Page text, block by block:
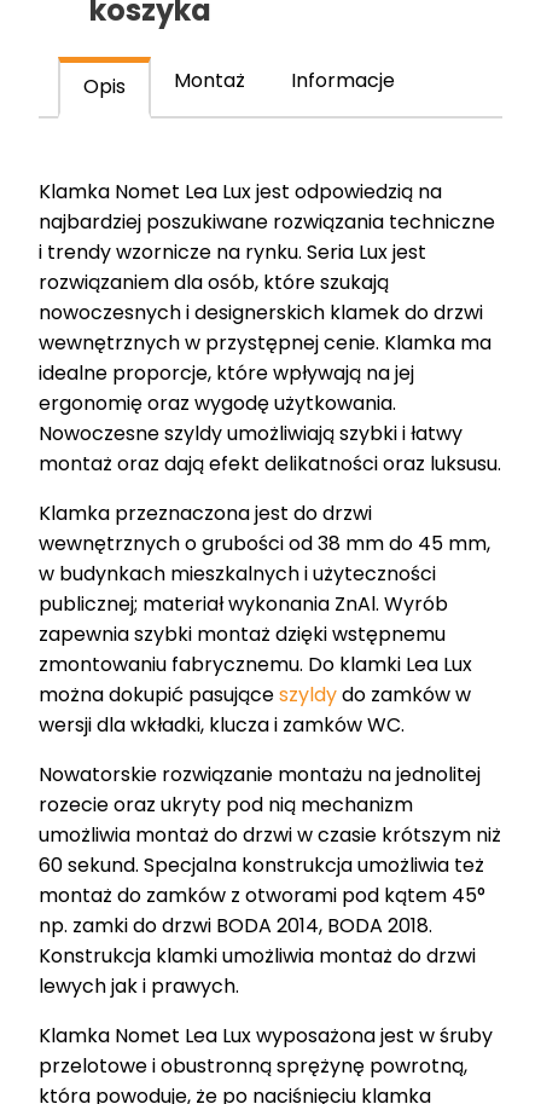
połysk
T-
koszyka
Opis Montaż Informacje
Klamka Nomet Lea Lux jest odpowiedzią na
najbardziej poszukiwane rozwiązania techniczne
i trendy wzornicze na rynku. Seria Lux jest
rozwiązaniem dla osób, które szukają
nowoczesnych i designerskich klamek do drzwi
wewnętrznych w przystępnej cenie. Klamka ma
idealne proporcje, które wpływają na jej
ergonomię oraz wygodę użytkowania.
Nowoczesne szyldy umożliwiają szybki i łatwy
montaż oraz dają efekt delikatności oraz luksusu.
Klamka przeznaczona jest do drzwi
wewnętrznych o grubości od 38 mm do 45 mm,
w budynkach mieszkalnych i użyteczności
publicznej; materiał wykonania ZnAl. Wyrób
zapewnia szybki montaż dzięki wstępnemu
zmontowaniu fabrycznemu. Do klamki Lea Lux
można dokupić pasująceszyldydo zamków w
wersji dla wkładki, klucza i zamków WC.
Nowatorskie rozwiązanie montażu na jednolitej
rozecie oraz ukryty pod nią mechanizm
umożliwia montaż do drzwi w czasie krótszym niż
60 sekund. Specjalna konstrukcja umożliwia też
montaż do zamków z otworami pod kątem 45°
np. zamki do drzwi BODA 2014, BODA 2018.
Konstrukcja klamki umożliwia montaż do drzwi
lewych jak i prawych.
Klamka Nomet Lea Lux wyposażona jest w śruby
przelotowe i obustronną sprężynę powrotną,
która powoduje, że po naciśnięciu klamka